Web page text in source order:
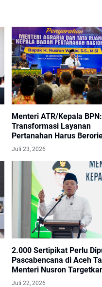
Menteri ATR/Kepala BPN:
Transformasi Layanan
Pertanahan Harus
pada Kepuasan
Juli 23, 2026
2.000 Sertipikat Perlu
Pascabencana di Aceh
Menteri Nusron
Selesai pada Akhir
Juli 22, 2026